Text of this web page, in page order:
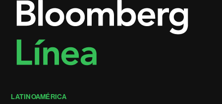
LATINOAMÉRICA